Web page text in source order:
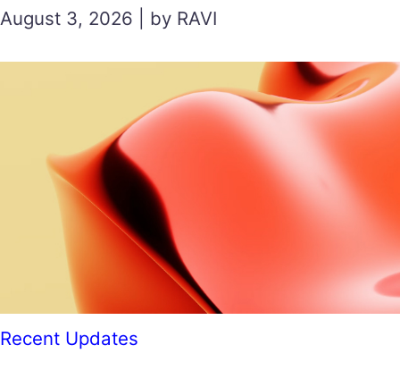
August 3, 2026 | by RAVI
Recent Updates